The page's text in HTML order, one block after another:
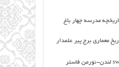
مدرسه چهار باغ
معماری برج پیر علمدار